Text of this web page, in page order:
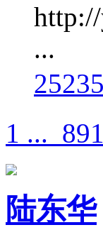
...
1 ... 89
陆东华